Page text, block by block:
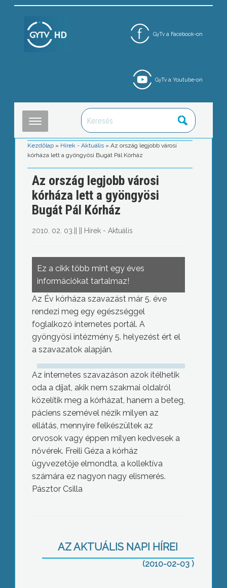
GyTv a Facebook-on
GyTv a Youtube-on
Kezdőlap » Hírek - Aktuális »Az ország legjobb városi
kórháza lett a gyöngyösi Bugát Pál Kórház
Az ország legjobb városi
kórháza lett a gyöngyösi
Bugát Pál Kórház
2010. 02. 03. Hírek - Aktuális
Ez a cikk több mint egy éves
információkat tartalmaz!
Az Év kórháza szavazást már 5. éve
rendezi meg egy egészséggel
foglalkozó internetes portál. A
gyöngyösi intézmény 5. helyezést ért el
a szavazatok alapján.
Az internetes szavazáson azok ítélhetik
oda a díjat, akik nem szakmai oldalról
közelítik meg a kórházat, hanem a beteg,
páciens szemével nézik milyen az
ellátás, mennyire felkészültek az
orvosok vagy éppen milyen kedvesek a
nővérek. Freili Géza a kórház
ügyvezetője elmondta, a kollektíva
számára ez nagyon nagy elismerés.
Pásztor Csilla
AZ AKTUÁLIS NAPI HÍREI
(2010-02-03 )
Budapesten az Egészségügyi
Hivatal előtt a múlt hét végén